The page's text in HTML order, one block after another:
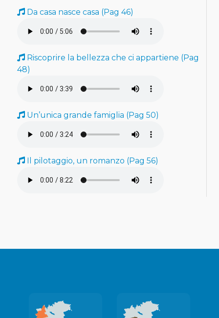
Da casa nasce casa (Pag 46)
Riscoprire la bellezza che ci appartiene (Pag
48)
Un’unica grande famiglia (Pag 50)
Il pilotaggio, un romanzo (Pag 56)